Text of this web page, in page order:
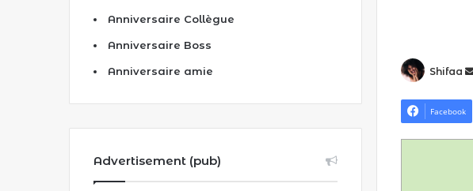
Shifaa
Facebook
Anniversaire Collègue
Anniversaire Boss
Anniversaire amie
Advertisement (pub)